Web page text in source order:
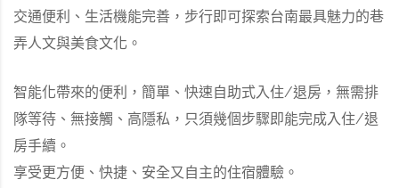
交通便利、生活機能完善，步行即可探索台南最具魅力的巷
弄人文與美食文化。
智能化帶來的便利，簡單、快速自助式入住/退房，無需排
隊等待、無接觸、高隱私，只須幾個步驟即能完成入住/退
房手續。
享受更方便、快捷、安全又自主的住宿體驗。